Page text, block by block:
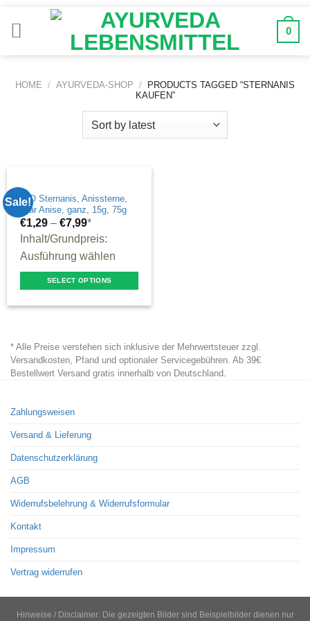
Inhalt
0
HOME / AYURVEDA-SHOP /
PRODUCTS TAGGED “STERNANIS
KAUFEN”
Sale!BIO Sternanis, Anissterne,
Star Anise, ganz, 15g, 75g
€1,29 –€7,99*
Inhalt/Grundpreis:
Ausführung wählen
SELECT OPTIONS
multiple
variants.
may
be
chosen
product
page
* Alle Preise verstehen sich inklusive der Mehrwertsteuer zzgl.
Versandkosten, Pfand und optionaler Servicegebühren. Ab 39€
Bestellwert Versand gratis innerhalb von Deutschland.
Zahlungsweisen
Versand & Lieferung
Datenschutzerklärung
AGB
Widerrufsbelehrung & Widerrufsformular
Kontakt
Impressum
Vertrag widerrufen
Hinweise / Disclaimer: Die gezeigten Bilder sind Beispielbilder dienen nur